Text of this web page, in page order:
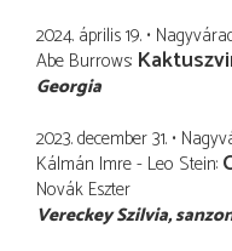
2024. április 19.
Abe Burrows
Georgia
2023. december 31.
Kálmán Imre - Leo Stein
Novák Eszter
Vereckey Szilvia